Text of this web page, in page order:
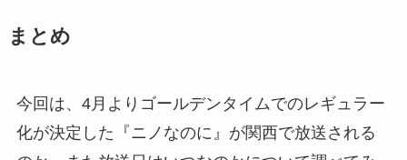
まとめ
今回は、4月よりゴールデンタイムでのレギュラー
化が決定した『ニノなのに』が関西で放送される